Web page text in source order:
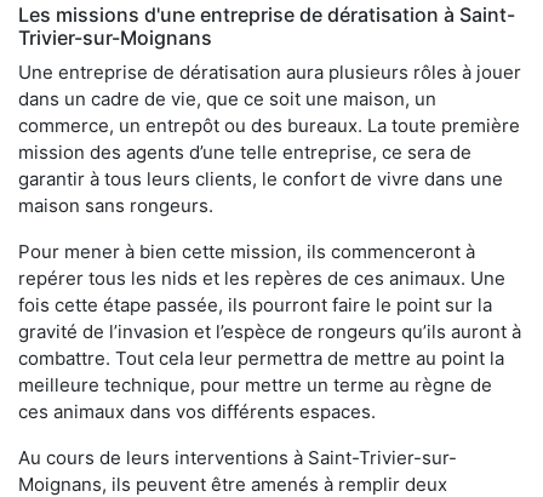
Les missions d'une entreprise de dératisation à Saint-
Trivier-sur-Moignans
Une entreprise de dératisation aura plusieurs rôles à jouer
dans un cadre de vie, que ce soit une maison, un
commerce, un entrepôt ou des bureaux. La toute première
mission des agents d’une telle entreprise, ce sera de
garantir à tous leurs clients, le confort de vivre dans une
maison sans rongeurs.
Pour mener à bien cette mission, ils commenceront à
repérer tous les nids et les repères de ces animaux. Une
fois cette étape passée, ils pourront faire le point sur la
gravité de l’invasion et l’espèce de rongeurs qu’ils auront à
combattre. Tout cela leur permettra de mettre au point la
meilleure technique, pour mettre un terme au règne de
ces animaux dans vos différents espaces.
Au cours de leurs interventions à Saint-Trivier-sur-
Moignans, ils peuvent être amenés à remplir deux